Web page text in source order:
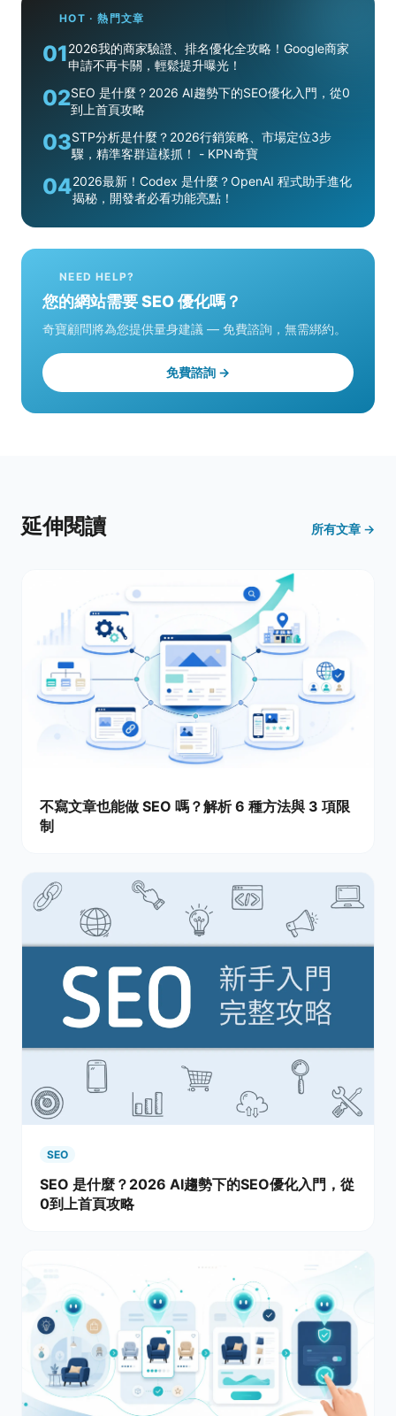
HOT · 熱門文章
012026我的商家驗證、排名優化全攻略！Google商家
申請不再卡關，輕鬆提升曝光！
02SEO 是什麼？2026 AI趨勢下的SEO優化入門，從0
到上首頁攻略
03STP分析是什麼？2026行銷策略、市場定位3步
驟，精準客群這樣抓！ - KPN奇寶
042026最新！Codex 是什麼？OpenAI 程式助手進化
揭秘，開發者必看功能亮點！
NEED HELP?
您的網站需要 SEO 優化嗎？
奇寶顧問將為您提供量身建議 — 免費諮詢，無需綁約。
免費諮詢 →
延伸閱讀 所有文章 →
不寫文章也能做 SEO 嗎？解析 6 種方法與 3 項限
制
SEO
SEO 是什麼？2026 AI趨勢下的SEO優化入門，從
0到上首頁攻略